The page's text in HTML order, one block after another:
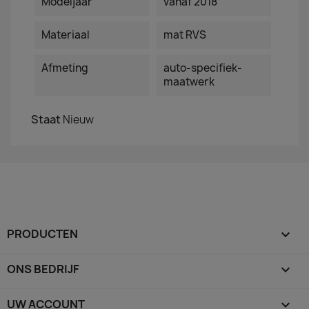
Materiaal mat RVS
Afmeting
auto-specifiek-
maatwerk
Staat Nieuw
PRODUCTEN 
ONS BEDRIJF 
UW ACCOUNT 